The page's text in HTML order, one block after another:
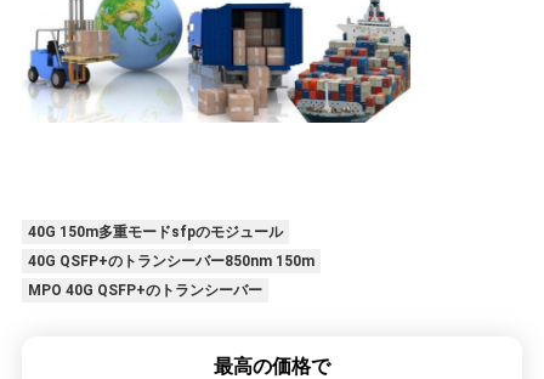
40G 150m多重モードsfpのモジュール
40G QSFP+のトランシーバー850nm 150m
MPO 40G QSFP+のトランシーバー
最高の価格で